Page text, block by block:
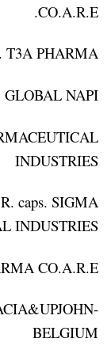
CO.A.R.E.
T3A PHARMA
GLOBAL NAPI
INDUSTRIES
caps. SIGMA
INDUSTRIES
CO.A.R.E.
BELGIUM